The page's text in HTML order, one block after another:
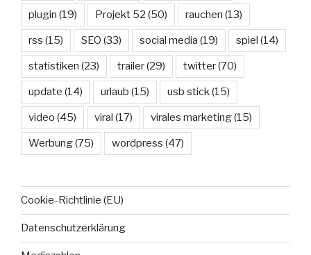
plugin (19) Projekt 52 (50) rauchen (13)
rss (15) SEO (33) social media (19) spiel (14)
statistiken (23) trailer(29) twitter(70)
update (14) urlaub (15) usb stick (15)
video (45) viral (17) virales marketing(15)
Werbung(75) wordpress (47)
Cookie-Richtlinie (EU)
Datenschutzerklärung